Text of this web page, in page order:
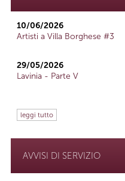
10/06/2026
Artisti a Villa Borghese #3
29/05/2026
Lavinia - Parte V
leggi tutto
AVVISI DI SERVIZIO